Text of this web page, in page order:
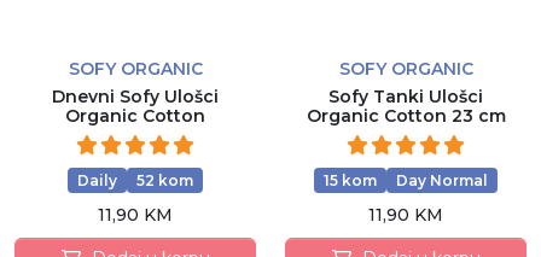
SOFY ORGANIC
Dnevni Sofy Ulošci
Organic Cotton
Daily 52 kom
11,90 KM
SOFY ORGANIC
Sofy Tanki Ulošci
Organic Cotton 23 cm
15 kom Day Normal
11,90 KM